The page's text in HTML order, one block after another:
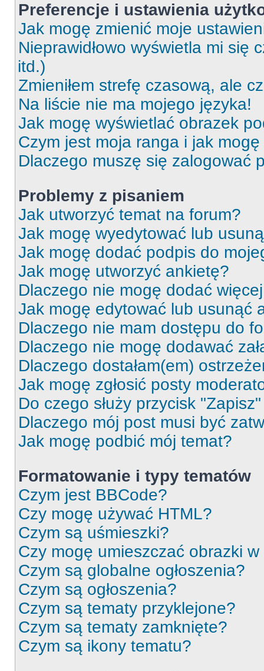
Preferencje i ustawienia
Jak mogę zmienić moje
Nieprawidłowo wyświetla mi się
itd.)
Zmieniłem strefę czasową, ale
Na liście nie ma mojego języka!
Jak mogę wyświetlać obrazek
Czym jest moja ranga i jak
Dlaczego muszę się zalogować
Problemy z pisaniem
Jak utworzyć temat na forum?
Jak mogę wyedytować lub
Jak mogę dodać podpis do
Jak mogę utworzyć ankietę?
Dlaczego nie mogę dodać
Jak mogę edytować lub usunąć
Dlaczego nie mam dostępu do
Dlaczego nie mogę dodawać
Dlaczego dostałam(em)
Jak mogę zgłosić posty
Do czego służy przycisk
Dlaczego mój post musi być
Jak mogę podbić mój temat?
Formatowanie i typy tematów
Czym jest BBCode?
Czy mogę używać HTML?
Czym są uśmieszki?
Czy mogę umieszczać obrazki
Czym są globalne ogłoszenia?
Czym są ogłoszenia?
Czym są tematy przyklejone?
Czym są tematy zamknięte?
Czym są ikony tematu?